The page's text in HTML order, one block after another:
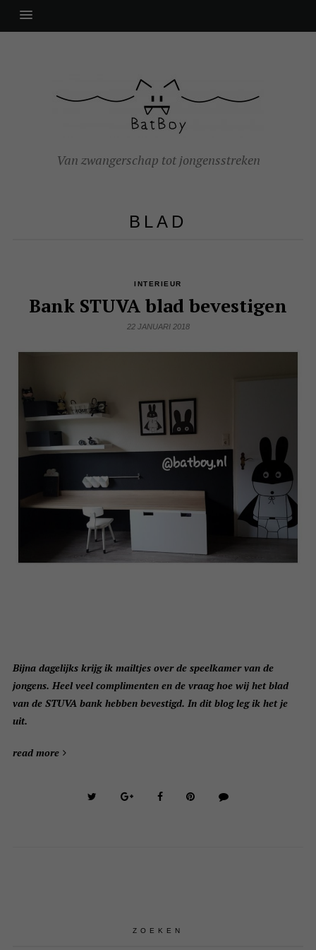
Van zwangerschap tot jongensstreken
BLAD
INTERIEUR
Bank STUVA blad bevestigen
22 JANUARI 2018
Bijna dagelijks krijg ik mailtjes over de speelkamer van de
jongens. Heel veel complimenten en de vraag hoe wij het blad
van de STUVA bank hebben bevestigd. In dit blog leg ik het je
uit.
read more
ZOEKEN